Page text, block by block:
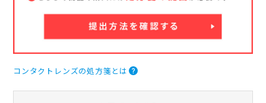
a
t
g
コンタクトレンズの処方箋とは